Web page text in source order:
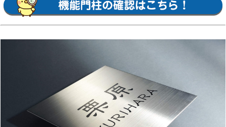
クールアルミ表札・ステンレス2層表札・ステ
ンレスプレート表札Lite・ステンレスカラー表
Lite・スクエアタイプS・ステンレスプレート
カラー表札S・スリムタイプ・ステンレスプレ
ート表札Slim・ステンレス木目調表札Slim・
アクリル2層表札Slim・スリムタイプS・ガラ
ス表札SlimS・切文字タイプ・ステンレス切文
字表札・切文字タイプS・ステンレス切文字表
札S・ルシアスポストユニット・ルシアスウォ
ール・ポスティモαIII・ルシアスサインポー